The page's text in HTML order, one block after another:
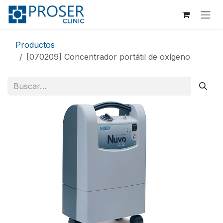
Ir al contenido
Productos
[070209] Concentrador portátil de oxígeno